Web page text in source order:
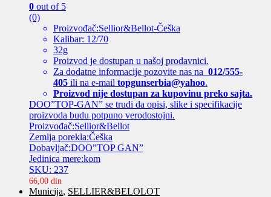
0 out of 5
(0)
Proizvođač:Sellior&Bellot-Češka
Kalibar: 12/70
32g
Proizvod je dostupan u našoj prodavnici.
Za dodatne informacije pozovite nas na 012/555-
405 ili na e-mail topgunserbia@yahoo.
Proizvod nije dostupan za kupovinu preko sajta.
DOO”TOP-GAN” se trudi da opisi, slike i specifikacije
proizvoda budu potpuno verodostojni.
Proizvođač:Sellior&Bellot
Zemlja porekla:Češka
Dobavljač:DOO”TOP GAN”
Jedinica mere:kom
SKU: 237
66,00 din
Municija, SELLIER&BELOLOT